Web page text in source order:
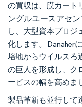
の買収は、膜カート
ングルユースアセ
し、大型資本プロジ
化します。Danaher
培地からウイルスろ
の巨人を形成し、ク
ービスの幅を高めま
製品革新も並行して